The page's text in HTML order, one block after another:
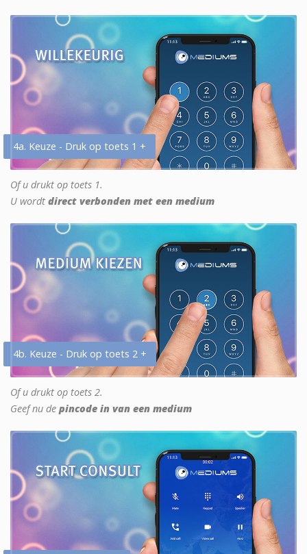
4a. Keuze - Druk op toets 1 +
Of u drukt op toets 1.
U wordt direct verbonden met een medium
4b. Keuze - Druk op toets 2 +
Of u drukt op toets 2.
Geef nu de pincode in van een medium